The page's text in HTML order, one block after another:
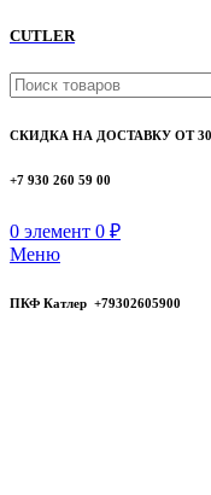
CUTLER
СКИДКА НА ДОСТАВКУ ОТ
+7 930 260 59 00
0 элемент 0 ₽
Меню
ПКФ Катлер +79302605900